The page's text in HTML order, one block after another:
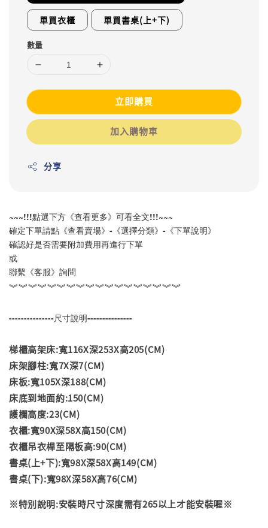
單買衣櫃 單買書桌(上+下)
數量
立即購買
加入購物車
分享
~~~!!!點選下方《查看更多》可看全文!!!~~~
確定下單請點《查看賣場》-《選擇分類》-《下單說明》
確認好是否需要附加費用再進行下單
或
聯繫《客服》詢問
︾︾︾︾︾︾︾︾︾︾︾︾︾︾︾︾︾︾
---------------尺寸說明---------------
梯櫃高架床:寬116X深253X高205(CM)
床架腳柱:寬7X深7(CM)
床板:寬105X深188(CM)
床底到地面約:150(CM)
護欄高度:23(CM)
衣櫃:寬90X深58X高150(CM)
衣櫃吊衣桿至隔板高:90(CM)
書桌(上+下):寬98X深58X高149(CM)
書桌(下):寬98X深58X高76(CM)
※特別說明:安裝時尺寸深度需有265以上才能安裝喔※